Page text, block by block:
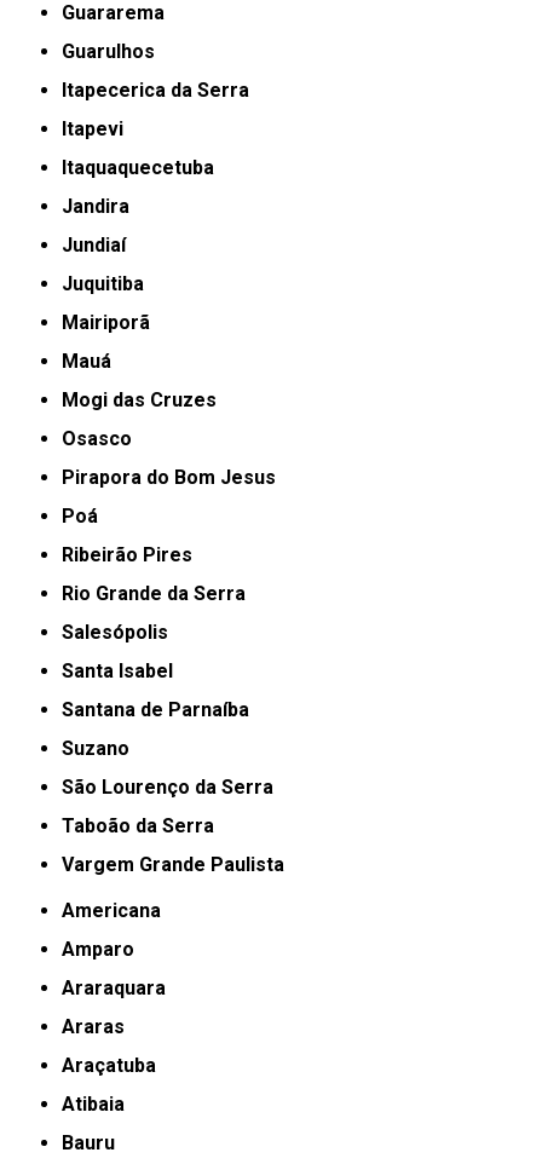
Guararema
Guarulhos
Itapecerica da Serra
Itapevi
Itaquaquecetuba
Jandira
Jundiaí
Juquitiba
Mairiporã
Mauá
Mogi das Cruzes
Osasco
Pirapora do Bom Jesus
Poá
Ribeirão Pires
Rio Grande da Serra
Salesópolis
Santa Isabel
Santana de Parnaíba
Suzano
São Lourenço da Serra
Taboão da Serra
Vargem Grande Paulista
Americana
Amparo
Araraquara
Araras
Araçatuba
Atibaia
Bauru